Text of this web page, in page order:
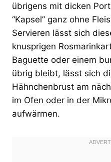
übrigens mit dicken
“Kapsel” ganz ohne
Servieren lässt sich
knusprigen
Baguette oder einem
übrig bleibt, lässt sich
Hähnchenbrust am
im Ofen oder in der
aufwärmen.